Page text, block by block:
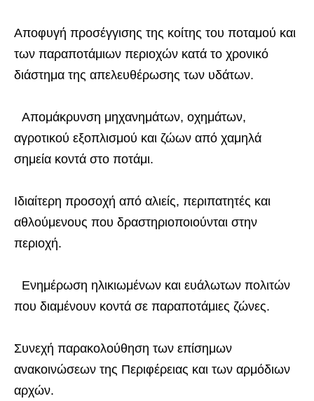
Αποφυγή προσέγγισης της κοίτης του ποταμού και
των παραποτάμιων περιοχών κατά το χρονικό
διάστημα της απελευθέρωσης των υδάτων.
Απομάκρυνση μηχανημάτων, οχημάτων,
αγροτικού εξοπλισμού και ζώων από χαμηλά
σημεία κοντά στο ποτάμι.
Ιδιαίτερη προσοχή από αλιείς, περιπατητές και
αθλούμενους που δραστηριοποιούνται στην
περιοχή.
Ενημέρωση ηλικιωμένων και ευάλωτων πολιτών
που διαμένουν κοντά σε παραποτάμιες ζώνες.
Συνεχή παρακολούθηση των επίσημων
ανακοινώσεων της Περιφέρειας και των αρμόδιων
αρχών.